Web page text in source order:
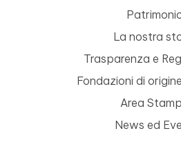
La nostra
Trasparenza e
Fondazioni di
Area
News ed